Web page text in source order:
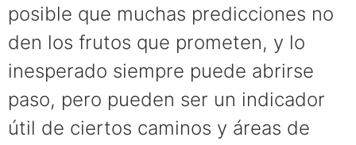
posible que muchas predicciones no
den los frutos que prometen, y lo
inesperado siempre puede abrirse
paso, pero pueden ser un indicador
útil de ciertos caminos y áreas de